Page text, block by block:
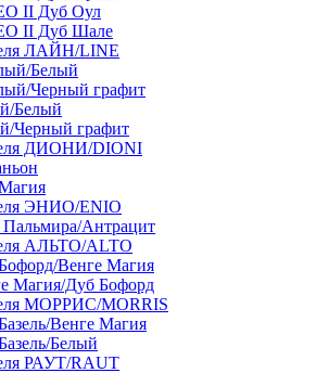
II Дуб Оул
II Дуб Шале
ЛАЙН/LINE
Белый
Черный графит
Белый
Черный графит
ДИОНИ/DIONI
ЭНИО/ENIO
Антрацит
АЛЬТО/ALTO
Венге Магия
Магия/Дуб Бофорд
МОРРИС/MORRIS
Венге Магия
Белый
РАУТ/RAUT